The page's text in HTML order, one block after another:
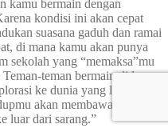
kamu bermain dengan
kondisi ini akan cepat
suasana gaduh dan ramai
di mana kamu akan punya
sekolah yang “memaksa”mu
teman bermain di luar
ke dunia yang lebih luas.
akan membawamu pergi
luar dari sarang.”